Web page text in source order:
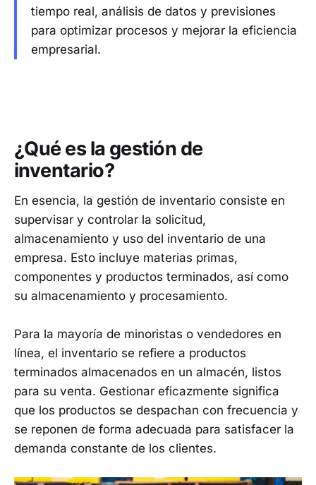
tiempo real, análisis de datos y previsiones
para optimizar procesos y mejorar la eficiencia
empresarial.
¿Qué es la gestión de
inventario?
En esencia, la gestión de inventario consiste en
supervisar y controlar la solicitud,
almacenamiento y uso del inventario de una
empresa. Esto incluye materias primas,
componentes y productos terminados, así como
su almacenamiento y procesamiento.
Para la mayoría de minoristas o vendedores en
línea, el inventario se refiere a productos
terminados almacenados en un almacén, listos
para su venta. Gestionar eficazmente significa
que los productos se despachan con frecuencia y
se reponen de forma adecuada para satisfacer la
demanda constante de los clientes.